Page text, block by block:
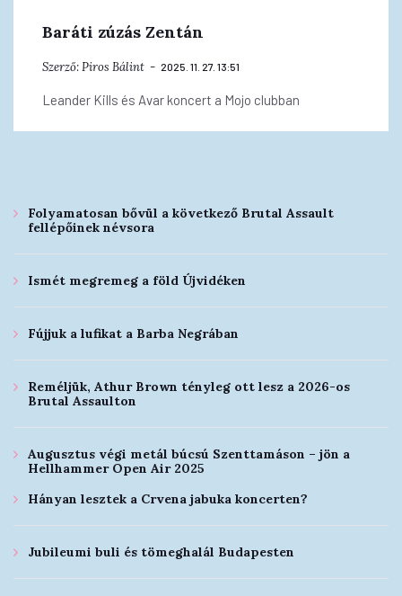
Baráti zúzás Zentán
Szerző:Piros Bálint 2025. 11. 27. 13:51
Leander Kills és Avar koncert a Mojo clubban
Folyamatosan bővül a következő Brutal Assault
fellépőinek névsora
Ismét megremeg a föld Újvidéken
Fújjuk a lufikat a Barba Negrában
Reméljük, Athur Brown tényleg ott lesz a 2026-os
Brutal Assaulton
Augusztus végi metál búcsú Szenttamáson – jön a
Hellhammer Open Air 2025
Hányan lesztek a Crvena jabuka koncerten?
Jubileumi buli és tömeghalál Budapesten